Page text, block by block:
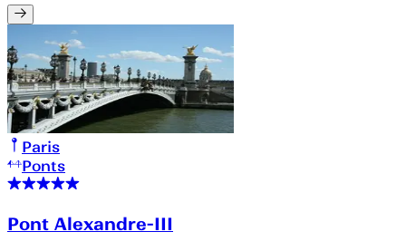
Paris
Ponts
Pont Alexandre-III